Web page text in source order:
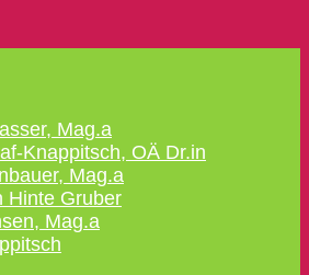
Mag.a
Knappitsch, OÄ Dr.in
Mag.a
Hinte Gruber
Mag.a